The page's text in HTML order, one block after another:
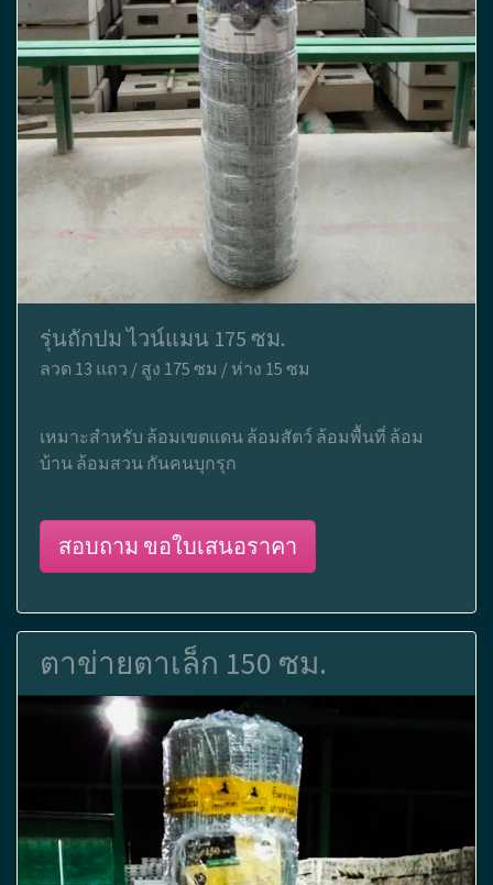
รุ่นถักปม ไวน์แมน 175 ซม.
ลวด 13 แถว / สูง 175 ซม / ห่าง 15 ซม
เหมาะสำหรับ ล้อมเขตแดน ล้อมสัตว์ ล้อมพื้นที่ ล้อม
บ้าน ล้อมสวน กันคนบุกรุก
สอบถาม ขอใบเสนอราคา
ตาข่ายตาเล็ก 150 ซม.